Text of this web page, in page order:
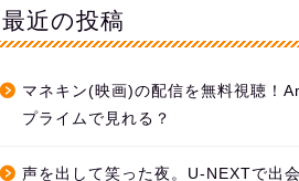
最近の投稿
マネキン(映画)の配信を無料視聴！
プライムで見れる？
声を出して笑った夜。U-NEXTで出